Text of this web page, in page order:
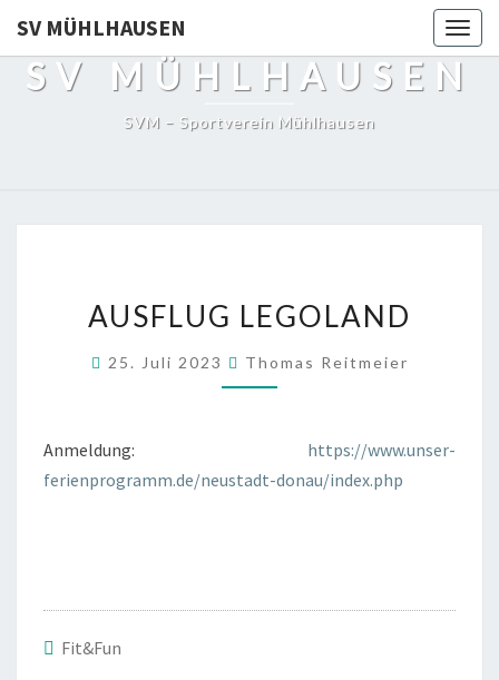
SV MÜHLHAUSEN
SV MÜHLHAUSEN
SVM – Sportverein Mühlhausen
LEGOLAND
AUSFLUG LEGOLAND
25. Juli 2023 Thomas Reitmeier
Anmeldung: https://www.unser-
ferienprogramm.de/neustadt-donau/index.php
Fit&Fun